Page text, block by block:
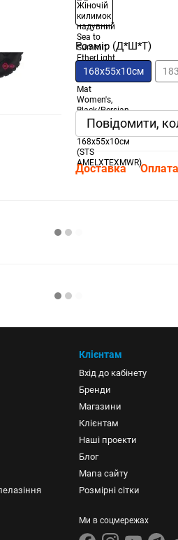
Розмір (Д*Ш*Т)
168x55x10см
Повідомити,
Доставка Оплата
Клієнтам
Вхід до кабінету
Бренди
Магазини
Клієнтам
Наші проекти
Блог
Мапа сайту
Розмірні сітки
Ми в соцмережах